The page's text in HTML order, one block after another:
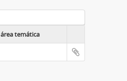
área temática